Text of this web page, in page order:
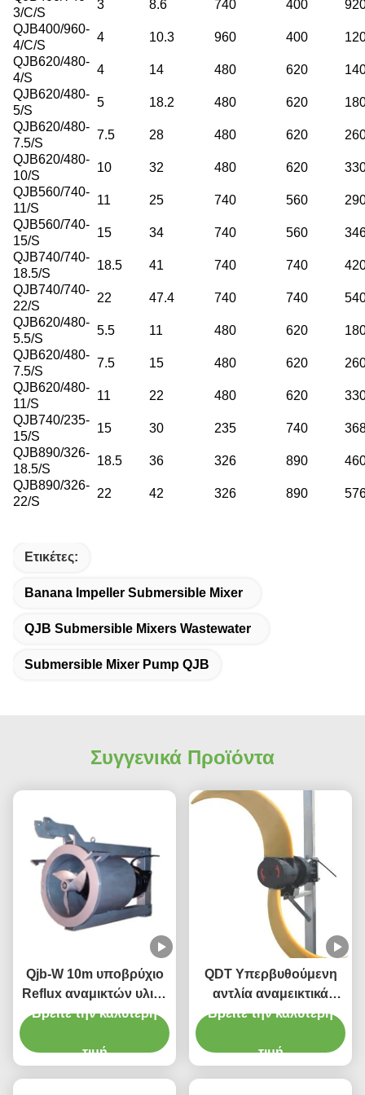
3/C/S
3 8.6 740 400
QJB400/960-
4/C/S
4 10.3 960 400
QJB620/480-
4/S
4 14 480 620
QJB620/480-
5/S
5 18.2 480 620
QJB620/480-
7.5/S
7.5 28 480 620
QJB620/480-
10/S
10 32 480 620
QJB560/740-
11/S
11 25 740 560
QJB560/740-
15/S
15 34 740 560
QJB740/740-
18.5/S
18.5 41 740 740
QJB740/740-
22/S
22 47.4 740 740
QJB620/480-
5.5/S
5.5 11 480 620
QJB620/480-
7.5/S
7.5 15 480 620
QJB620/480-
11/S
11 22 480 620
QJB740/235-
15/S
15 30 235 740
QJB890/326-
18.5/S
18.5 36 326 890
QJB890/326-
22/S
22 42 326 890
Ετικέτες:
Banana Impeller Submersible Mixer
QJB Submersible Mixers Wastewater
Submersible Mixer Pump QJB
Συγγενικά Προϊόντα
Qjb-W 10m υποβρύχιο
Reflux αναμικτών υλικό
αντλιών στο
χυτοσιδήρου
Βρείτε την καλύτερη
τιμή
QDT Υπερβυθούμενη
αντλία αναμεικτικά
χαμηλής ταχύτητας
ελαττωτικό υλικό
Βρείτε την καλύτερη
τιμή